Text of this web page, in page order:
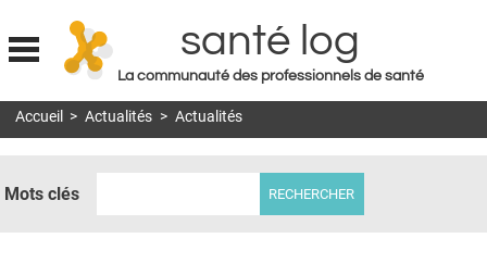
Jump to navigation
santé log
La communauté des professionnels de santé
MON COMPTE
Accueil > Actualités > Actualités
Mots clés